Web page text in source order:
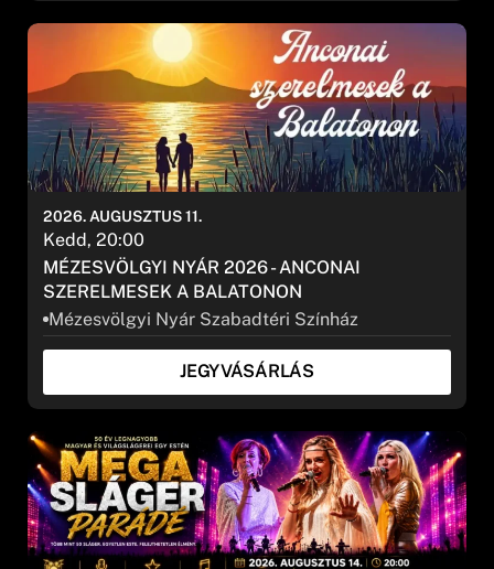
MÉZESVÖLGYI NYÁR 2026 - ANCONAI
SZERELMESEK A BALATONON
Mézesvölgyi Nyár Szabadtéri Színház
2026. AUGUSZTUS 11.
Kedd, 20:00
JEGYVÁSÁRLÁS